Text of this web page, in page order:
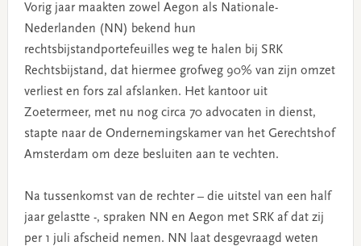
Vorig jaar maakten zowel Aegon als Nationale-
Nederlanden (NN) bekend hun
rechtsbijstandportefeuilles weg te halen bij SRK
Rechtsbijstand, dat hiermee grofweg 90% van zijn omzet
verliest en fors zal afslanken. Het kantoor uit
Zoetermeer, met nu nog circa 70 advocaten in dienst,
stapte naar de Ondernemingskamer van het Gerechtshof
Amsterdam om deze besluiten aan te vechten.
Na tussenkomst van de rechter – die uitstel van een half
jaar gelastte -, spraken NN en Aegon met SRK af dat zij
per 1 juli afscheid nemen. NN laat desgevraagd weten